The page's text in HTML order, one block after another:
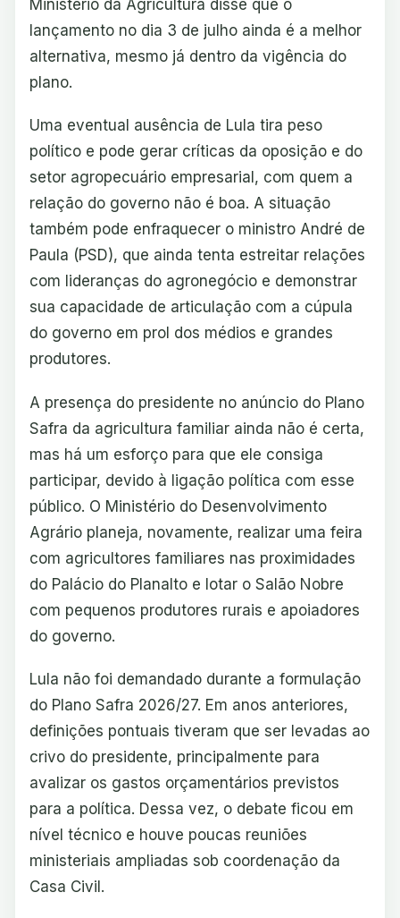
Ministério da Agricultura disse que o
lançamento no dia 3 de julho ainda é a melhor
alternativa, mesmo já dentro da vigência do
plano.
Uma eventual ausência de Lula tira peso
político e pode gerar críticas da oposição e do
setor agropecuário empresarial, com quem a
relação do governo não é boa. A situação
também pode enfraquecer o ministro André de
Paula (PSD), que ainda tenta estreitar relações
com lideranças do agronegócio e demonstrar
sua capacidade de articulação com a cúpula
do governo em prol dos médios e grandes
produtores.
A presença do presidente no anúncio do Plano
Safra da agricultura familiar ainda não é certa,
mas há um esforço para que ele consiga
participar, devido à ligação política com esse
público. O Ministério do Desenvolvimento
Agrário planeja, novamente, realizar uma feira
com agricultores familiares nas proximidades
do Palácio do Planalto e lotar o Salão Nobre
com pequenos produtores rurais e apoiadores
do governo.
Lula não foi demandado durante a formulação
do Plano Safra 2026/27. Em anos anteriores,
definições pontuais tiveram que ser levadas ao
crivo do presidente, principalmente para
avalizar os gastos orçamentários previstos
para a política. Dessa vez, o debate ficou em
nível técnico e houve poucas reuniões
ministeriais ampliadas sob coordenação da
Casa Civil.